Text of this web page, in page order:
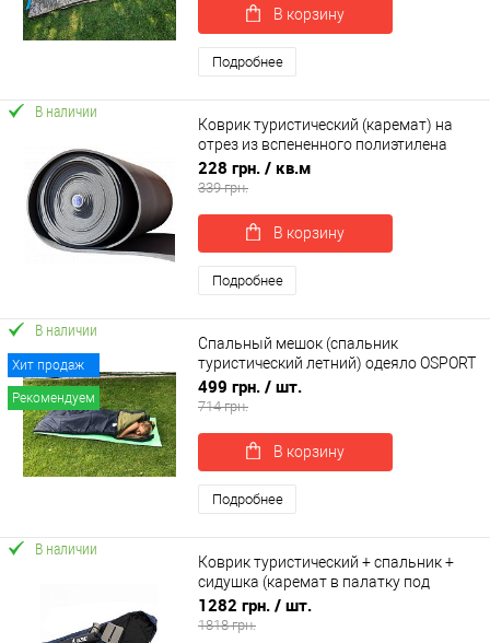
В корзину
Подробнее
В наличии
Коврик туристический (каремат) на
отрез из вспененного полиэтилена
ППЭ НХ OSPORT толщина 10мм (FI-
0032)
228 грн. / кв.м
339 грн.
В корзину
Подробнее
Хит продаж
Рекомендуем
В наличии
Спальный мешок (спальник
туристический летний) одеяло OSPORT
Лето (FI-0018)
499 грн. / шт.
714 грн.
В корзину
Подробнее
В наличии
Коврик туристический + спальник +
сидушка (каремат в палатку под
спальный мешок) OSPORT Осень
Medium (n-0028)
1282 грн. / шт.
1818 грн.